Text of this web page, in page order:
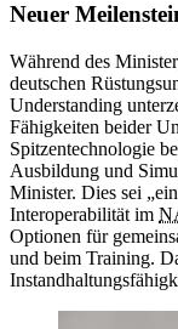
Neuer
Während des
deutschen
Understanding
Fähigkeiten beider
Spitzentechnologie
Ausbildung und
Minister. Dies sei
Interoperabilität im
Optionen für
und beim Training.